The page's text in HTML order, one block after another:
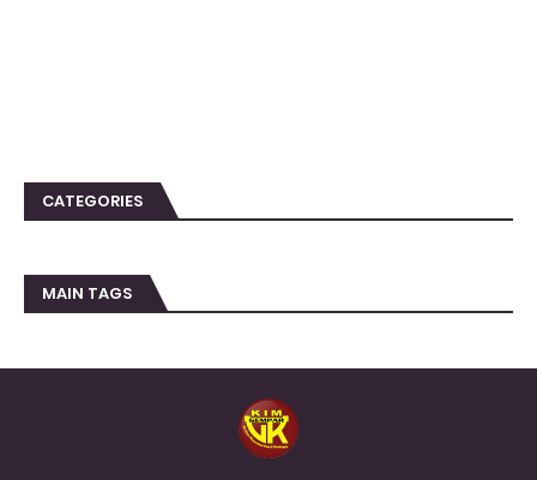
CATEGORIES
MAIN TAGS